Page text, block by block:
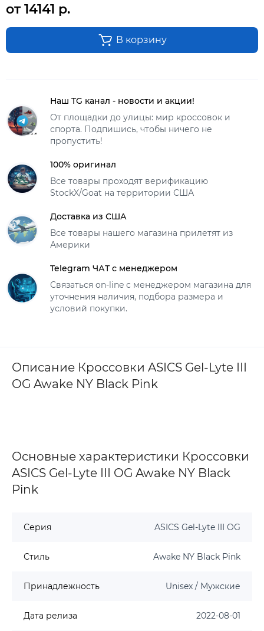
от 14141 р.
В корзину
Наш TG канал - новости и акции!
От площадки до улицы: мир кроссовок и
спорта. Подпишись, чтобы ничего не
пропустить!
100% оригинал
Все товары проходят верификацию
StockX/Goat на территории США
Доставка из США
Все товары нашего магазина прилетят из
Америки
Telegram ЧАТ с менеджером
Связаться on-line с менеджером магазина для
уточнения наличия, подбора размера и
условий покупки.
Описание Кроссовки ASICS Gel-Lyte III
OG Awake NY Black Pink
Основные характеристики Кроссовки
ASICS Gel-Lyte III OG Awake NY Black
Pink
Серия ASICS Gel-Lyte III OG
Стиль Awake NY Black Pink
Принадлежность Unisex / Мужские
Дата релиза 2022-08-01